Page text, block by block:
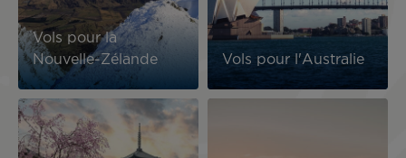
Vols pour la
Nouvelle-Zélande
Vols pour l'Australie
Image